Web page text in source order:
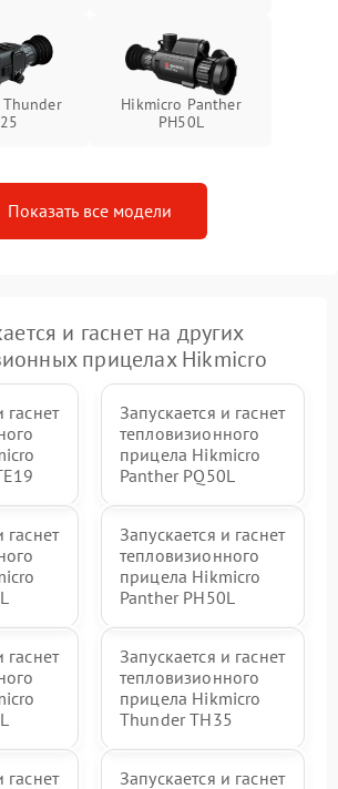
Hikmicro Panther
PH50L
Показать все модели
и гаснет на других
прицелах Hikmicro
гаснет
Запускается и гаснет
тепловизионного
прицела Hikmicro
Panther PQ50L
гаснет
Запускается и гаснет
тепловизионного
прицела Hikmicro
Panther PH50L
гаснет
Запускается и гаснет
тепловизионного
прицела Hikmicro
Thunder TH35
гаснет
Запускается и гаснет